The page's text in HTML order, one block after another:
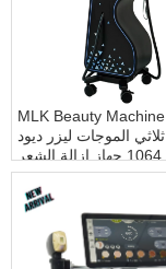
MLK Beauty Machine المورد
ثلاثي الموجات ليزر ديود
755808 1064 جهاز إزالة الشعر
بالليزر دايود